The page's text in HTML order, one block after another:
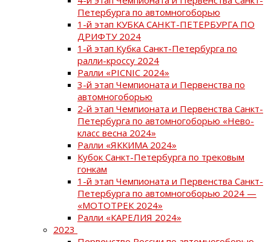
Петербурга по автомногоборью
1-й этап КУБКА САНКТ-ПЕТЕРБУРГА ПО
ДРИФТУ 2024
1-й этап Кубка Санкт-Петербурга по
ралли-кроссу 2024
Ралли «PICNIC 2024»
3-й этап Чемпионата и Первенства по
автомногоборью
2-й этап Чемпионата и Первенства Санкт-
Петербурга по автомногоборью «Нево-
класс весна 2024»
Ралли «ЯККИМА 2024»
Кубок Санкт-Петербурга по трековым
гонкам
1-й этап Чемпионата и Первенства Санкт-
Петербурга по автомногоборью 2024 —
«МОТОТРЕК 2024»
Ралли «КАРЕЛИЯ 2024»
2023